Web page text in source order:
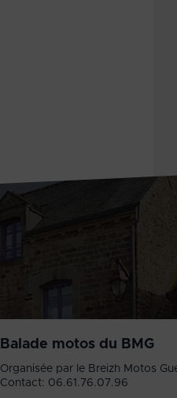
Balade motos du BMG
Organisée par le Breizh Motos
Contact: 06.61.76.07.96